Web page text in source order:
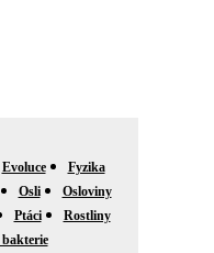
Evoluce
Fyzika
Osli
Osloviny
Ptáci
Rostliny